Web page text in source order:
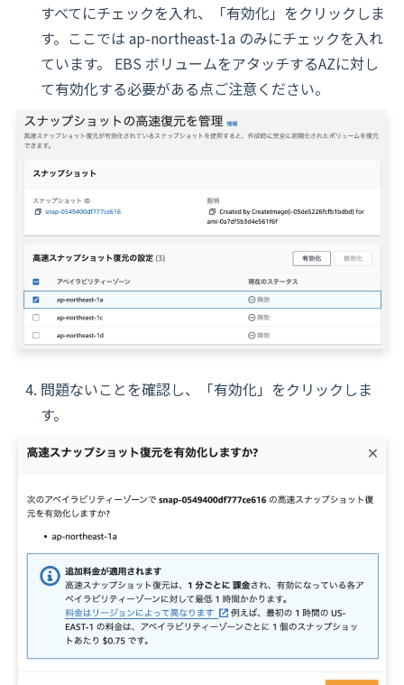
すべてにチェックを入れ、「有効化」をクリックしま
す。ここでは ap-northeast-1a のみにチェックを入れ
ています。 EBS ボリュームをアタッチするAZに対し
て有効化する必要がある点ご注意ください。
問題ないことを確認し、「有効化」をクリックしま
す。